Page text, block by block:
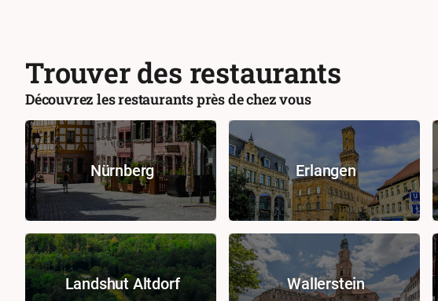
Trouver des restaurants
Découvrez les restaurants près de chez vous
Nürnberg Erlangen
Landshut Altdorf Wallerstein